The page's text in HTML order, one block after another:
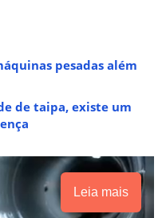
pesadas além
de taipa, existe um
Leia mais